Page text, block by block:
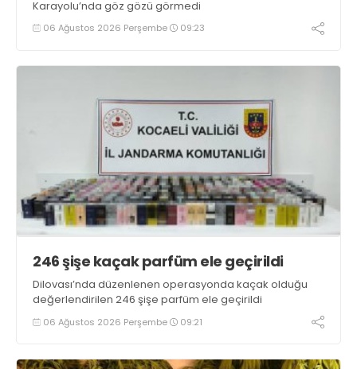
Karayolu’nda göz gözü görmedi
06 Ağustos 2026 Perşembe 09:23
246 şişe kaçak parfüm ele geçirildi
Dilovası’nda düzenlenen operasyonda kaçak olduğu
değerlendirilen 246 şişe parfüm ele geçirildi
06 Ağustos 2026 Perşembe 09:21